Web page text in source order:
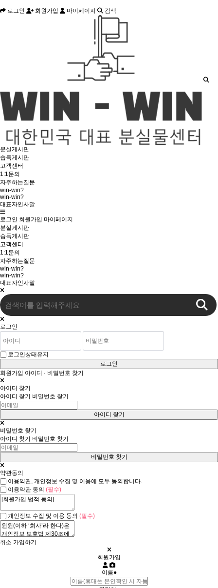
로그인 회원가입 마이페이지 검색
분실게시판
습득게시판
고객센터
1:1문의
자주하는질문
win-win?
win-win?
대표자인사말
로그인 회원가입 마이페이지
분실게시판
습득게시판
고객센터
1:1문의
자주하는질문
win-win?
win-win?
대표자인사말
로그인
로그인상태유지
로그인
회원가입 아이디 · 비밀번호 찾기
아이디 찾기
아이디 찾기
비밀번호 찾기
비밀번호 찾기
아이디 찾기
비밀번호 찾기
약관동의
이용약관, 개인정보 수집 및 이용에 모두 동의합니다.
이용약관 동의 (필수)
개인정보 수집 및 이용 동의 (필수)
취소 가입하기
회원가입
이름●